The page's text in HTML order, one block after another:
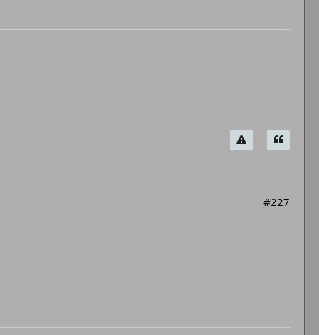
#227